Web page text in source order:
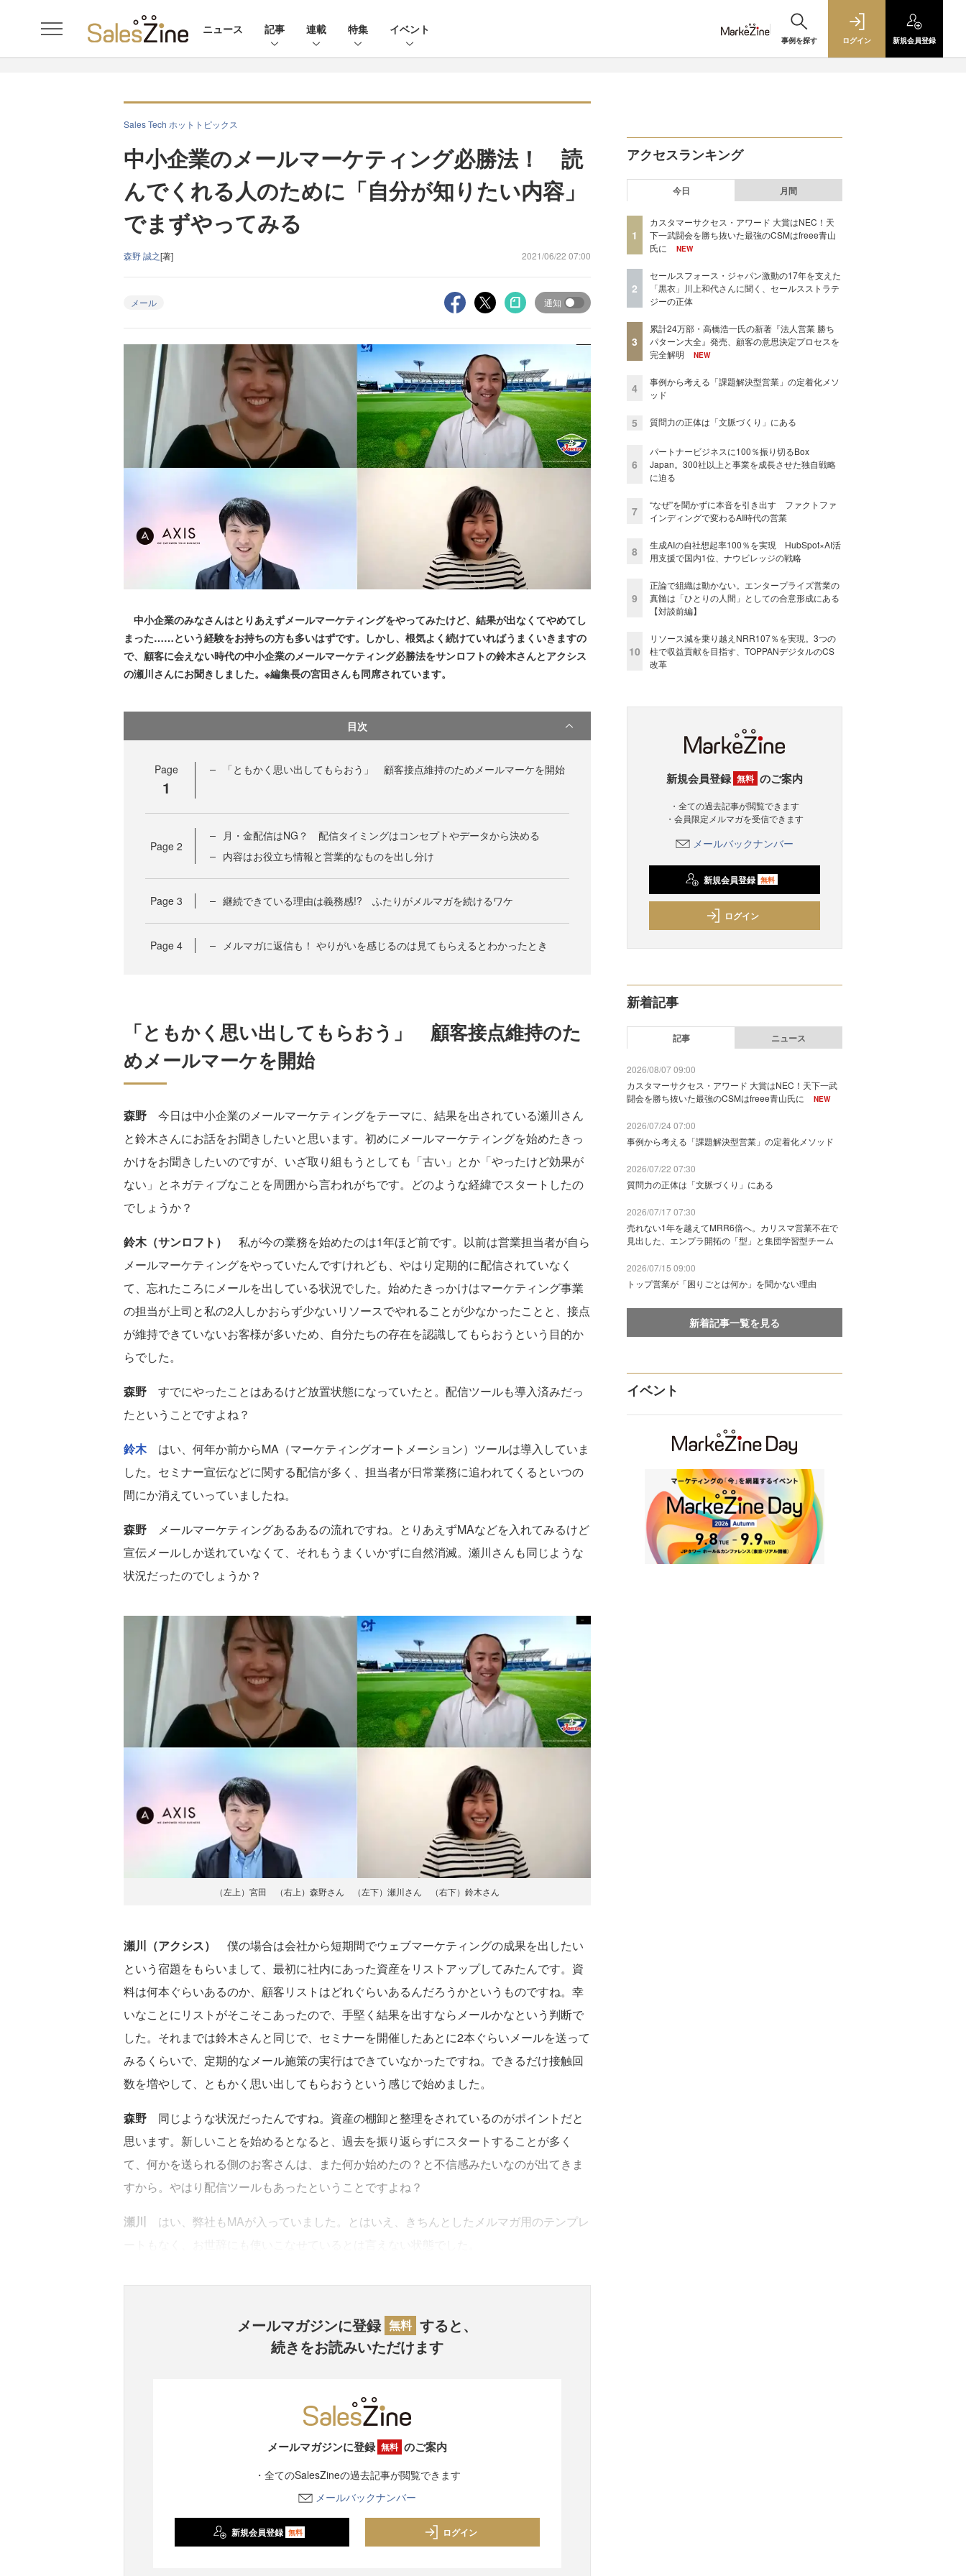
ニュース 記事 連載 特集 イベント
事例を探す ログイン 新規会員登録
Sales Tech ホットトピックス
中小企業のメールマーケティング必勝法！ 読
んでくれる人のために「自分が知りたい内容」
でまずやってみる
森野 誠之[著] 2021/06/22 07:00
メール 通知
中小企業のみなさんはとりあえずメールマーケティングをやってみたけど、結果が出なくてやめてし
まった……という経験をお持ちの方も多いはずです。しかし、根気よく続けていればうまくいきますの
で、顧客に会えない時代の中小企業のメールマーケティング必勝法をサンロフトの鈴木さんとアクシス
の瀬川さんにお聞きしました。※編集長の宮田さんも同席されています。
目次
Page
1
「ともかく思い出してもらおう」 顧客接点維持のためメールマーケを開始
Page 2
月・金配信はNG？ 配信タイミングはコンセプトやデータから決める
内容はお役立ち情報と営業的なものを出し分け
Page 3 継続できている理由は義務感!? ふたりがメルマガを続けるワケ
Page 4 メルマガに返信も！ やりがいを感じるのは見てもらえるとわかったとき
「ともかく思い出してもらおう」 顧客接点維持のた
めメールマーケを開始
森野 今日は中小企業のメールマーケティングをテーマに、結果を出されている瀬川さん
と鈴木さんにお話をお聞きしたいと思います。初めにメールマーケティングを始めたきっ
かけをお聞きしたいのですが、いざ取り組もうとしても「古い」とか「やったけど効果が
ない」とネガティブなことを周囲から言われがちです。どのような経緯でスタートしたの
でしょうか？
鈴木（サンロフト） 私が今の業務を始めたのは1年ほど前です。以前は営業担当者が自ら
メールマーケティングをやっていたんですけれども、やはり定期的に配信されていなく
て、忘れたころにメールを出している状況でした。始めたきっかけはマーケティング事業
の担当が上司と私の2人しかおらず少ないリソースでやれることが少なかったことと、接点
が維持できていないお客様が多いため、自分たちの存在を認識してもらおうという目的か
らでした。
森野 すでにやったことはあるけど放置状態になっていたと。配信ツールも導入済みだっ
たということですよね？
鈴木
はい、何年か前からMA（マーケティングオートメーション）ツールは導入していま
した。セミナー宣伝などに関する配信が多く、担当者が日常業務に追われてくるといつの
間にか消えていっていましたね。
森野 メールマーケティングあるあるの流れですね。とりあえずMAなどを入れてみるけど
宣伝メールしか送れていなくて、それもうまくいかずに自然消滅。瀬川さんも同じような
状況だったのでしょうか？
（左上）宮田 （右上）森野さん （左下）瀬川さん （右下）鈴木さん
瀬川（アクシス）
僕の場合は会社から短期間でウェブマーケティングの成果を出したい
という宿題をもらいまして、最初に社内にあった資産をリストアップしてみたんです。資
料は何本ぐらいあるのか、顧客リストはどれぐらいあるんだろうかというものですね。幸
いなことにリストがそこそこあったので、手堅く結果を出すならメールかなという判断で
した。それまでは鈴木さんと同じで、セミナーを開催したあとに2本ぐらいメールを送って
みるくらいで、定期的なメール施策の実行はできていなかったですね。できるだけ接触回
数を増やして、ともかく思い出してもらおうという感じで始めました。
森野 同じような状況だったんですね。資産の棚卸と整理をされているのがポイントだと
思います。新しいことを始めるとなると、過去を振り返らずにスタートすることが多く
て、何かを送られる側のお客さんは、また何か始めたの？と不信感みたいなのが出てきま
すから。やはり配信ツールもあったということですよね？
瀬川 はい、弊社もMAが入っていました。とはいえ、きちんとしたメルマガ用のテンプレ
メールマガジンに登録 無料 すると、
続きをお読みいただけます
メールマガジンに登録 無料 のご案内
・全てのSalesZineの過去記事が閲覧できます
メールバックナンバー
新規会員登録 無料 ログイン
アクセスランキング
今日 月間
1
カスタマーサクセス・アワード 大賞はNEC！天
下一武闘会を勝ち抜いた最強のCSMはfreee青山
氏に
NEW
2
セールスフォース・ジャパン激動の17年を支えた
「黒衣」川上和代さんに聞く、セールスストラテ
ジーの正体
3
累計24万部・高橋浩一氏の新著『法人営業 勝ち
パターン大全』発売、顧客の意思決定プロセスを
完全解明
NEW
4
事例から考える「課題解決型営業」の定着化メソ
ッド
5 質問力の正体は「文脈づくり」にある
6
パートナービジネスに100％振り切るBox
Japan。300社以上と事業を成長させた独自戦略
に迫る
7
“なぜ”を聞かずに本音を引き出す ファクトファ
インディングで変わるAI時代の営業
8
生成AIの自社想起率100％を実現 HubSpot×AI活
用支援で国内1位、ナウビレッジの戦略
9
正論で組織は動かない。エンタープライズ営業の
真髄は「ひとりの人間」としての合意形成にある
【対談前編】
10
リソース減を乗り越えNRR107％を実現。3つの
柱で収益貢献を目指す、TOPPANデジタルのCS
改革
新規会員登録 無料 のご案内
・全ての過去記事が閲覧できます
・会員限定メルマガを受信できます
メールバックナンバー
新規会員登録 無料
ログイン
新着記事
記事 ニュース
2026/08/07 09:00
カスタマーサクセス・アワード 大賞はNEC！天下一武
闘会を勝ち抜いた最強のCSMはfreee青山氏に
NEW
2026/07/24 07:00
事例から考える「課題解決型営業」の定着化メソッド
2026/07/22 07:30
質問力の正体は「文脈づくり」にある
2026/07/17 07:30
売れない1年を越えてMRR6倍へ。カリスマ営業不在で
見出した、エンプラ開拓の「型」と集団学習型チーム
2026/07/15 09:00
トップ営業が「困りごとは何か」を聞かない理由
新着記事一覧を見る
イベント